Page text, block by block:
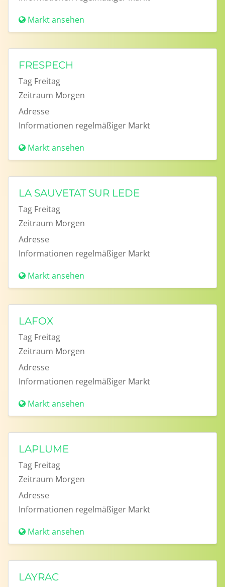
Markt ansehen
FRESPECH
Tag Freitag
Zeitraum Morgen
Adresse
Informationen regelmäßiger Markt
Markt ansehen
LA SAUVETAT SUR LEDE
Tag Freitag
Zeitraum Morgen
Adresse
Informationen regelmäßiger Markt
Markt ansehen
LAFOX
Tag Freitag
Zeitraum Morgen
Adresse
Informationen regelmäßiger Markt
Markt ansehen
LAPLUME
Tag Freitag
Zeitraum Morgen
Adresse
Informationen regelmäßiger Markt
Markt ansehen
LAYRAC